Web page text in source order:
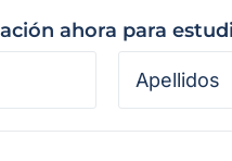
ahora para